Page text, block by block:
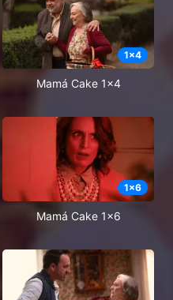
1x4
Mamá Cake 1x4
1x6
Mamá Cake 1x6